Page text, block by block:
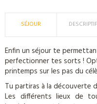
SÉJOUR DESCRIPTIF
Enfin un séjour te
perfectionner tes sorts !
printemps sur les pas du
Tu partiras à la découverte
Les différents lieux de